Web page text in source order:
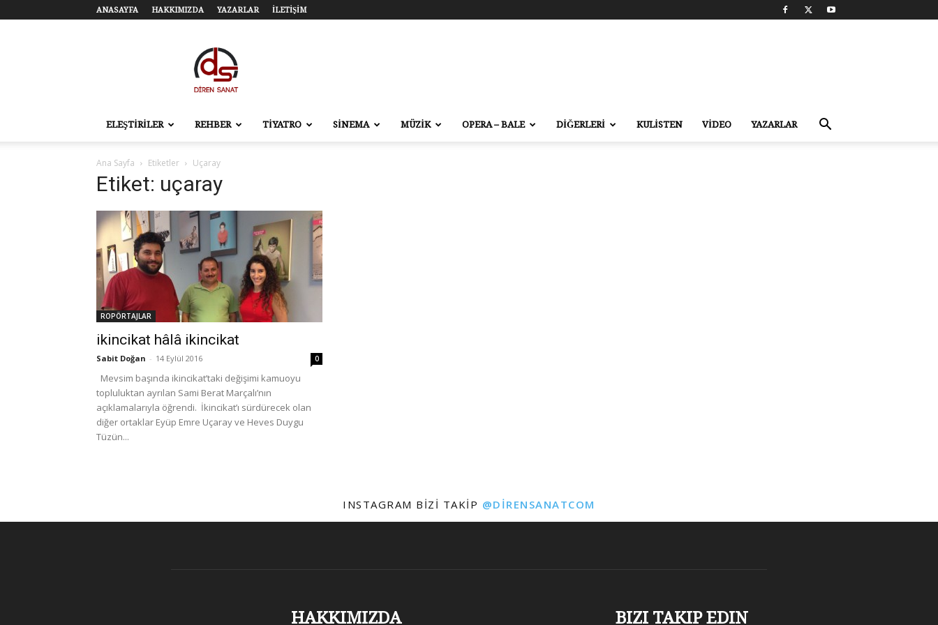
ANASAYFA HAKKIMIZDA YAZARLAR İLETİŞİM
Diren
Sanat
–
Tiyatro,
Sahne
ELEŞTİRİLER REHBER TİYATRO SİNEMA MÜZİK OPERA – BALE DİĞERLERİ KULİSTEN VİDEO YAZARLAR
Ana Sayfa Etiketler Uçaray
Etiket: uçaray
ROPÖRTAJLAR
ikincikat hâlâ ikincikat
Sabit Doğan - 14 Eylül 2016 0
Mevsim başında ikincikat’taki değişimi kamuoyu
topluluktan ayrılan Sami Berat Marçalı’nın
açıklamalarıyla öğrendi. İkincikat’ı sürdürecek olan
diğer ortaklar Eyüp Emre Uçaray ve Heves Duygu
Tüzün...
INSTAGRAM BIZI TAKIP @DIRENSANATCOM
HAKKIMIZDA BIZI TAKIP EDIN